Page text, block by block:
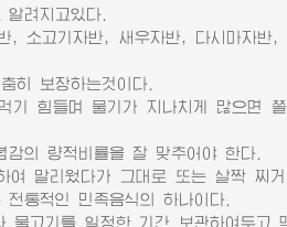
려지고있다.
소고기자반, 새우자반, 다시마자반,
히 보장하는것이다.
힘들며 물기가 지나치게 많으면
의 량적비률을 잘 맞추어야 한다.
말리웠다가 그대로 또는 살짝 찌거
통적인 민족음식의 하나이다.
고기를 일정한 기간 보관하여두고